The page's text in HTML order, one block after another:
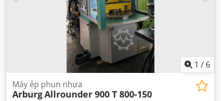
1 / 6
Máy ép phun nhựa
ArburgAllrounder 900 T 800-150